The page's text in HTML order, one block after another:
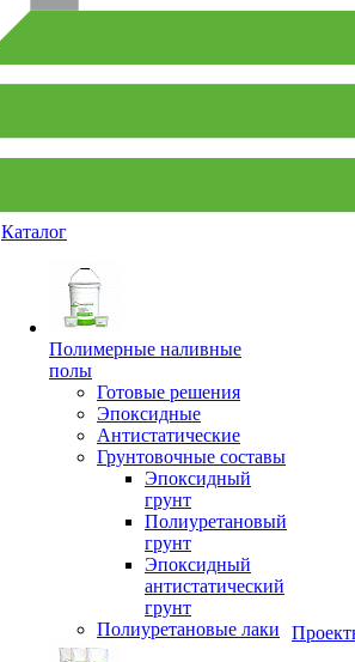
Каталог
Полимерные наливные
полы
Готовые решения
Эпоксидные
Антистатические
Грунтовочные составы
Эпоксидный
грунт
Полиуретановый
грунт
Эпоксидный
антистатический
грунт
Полиуретановые лаки